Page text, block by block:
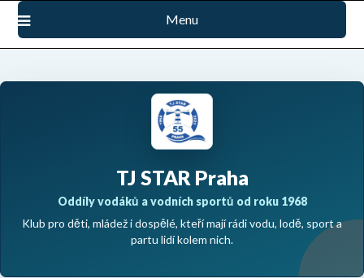
Přejdi
obsah
Menu
TJ STAR Praha
Oddíly vodáků a vodních sportů od roku 1968
Klub pro děti, mládež i dospělé, kteří mají rádi vodu, lodě, sport a
partu lidí kolem nich.